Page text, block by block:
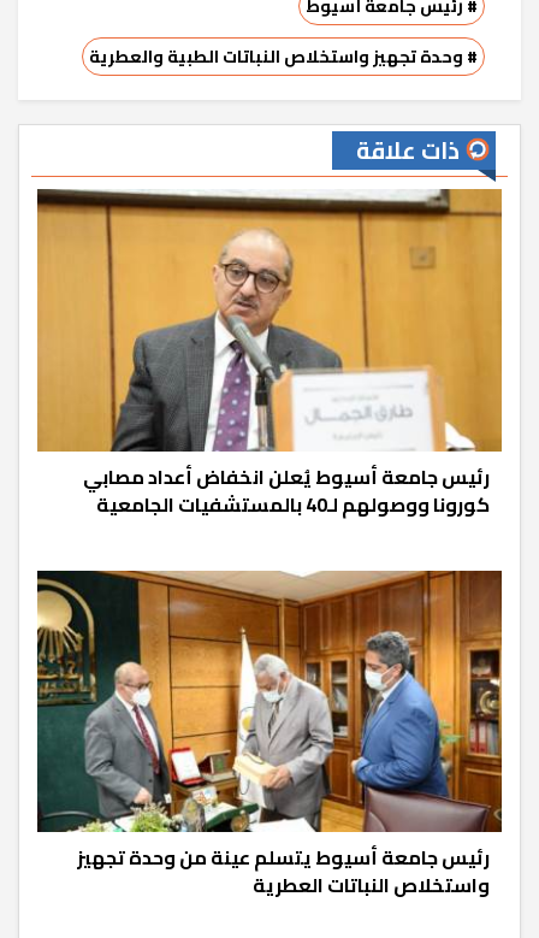
# رئيس جامعة أسيوط
# وحدة تجهيز واستخلاص النباتات الطبية والعطرية
ذات علاقة
رئيس جامعة أسيوط يُعلن انخفاض أعداد مصابي
كورونا ووصولهم لـ40 بالمستشفيات الجامعية
رئيس جامعة أسيوط يتسلم عينة من وحدة تجهيز
واستخلاص النباتات العطرية